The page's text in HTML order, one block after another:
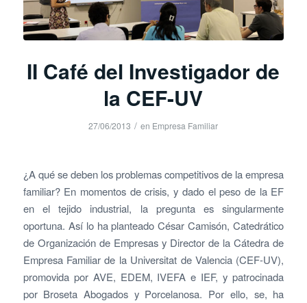
II Café del Investigador de
la CEF-UV
27/06/2013 / en Empresa Familiar
¿A qué se deben los problemas competitivos de la empresa
familiar? En momentos de crisis, y dado el peso de la EF
en el tejido industrial, la pregunta es singularmente
oportuna. Así lo ha planteado César Camisón, Catedrático
de Organización de Empresas y Director de la Cátedra de
Empresa Familiar de la Universitat de Valencia (CEF-UV),
promovida por AVE, EDEM, IVEFA e IEF, y patrocinada
por Broseta Abogados y Porcelanosa. Por ello, se, ha